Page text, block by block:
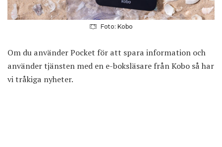
Foto: Kobo
Om du använder Pocket för att spara information och
använder tjänsten med en e-boksläsare frånKobo så har
vi tråkiga nyheter.